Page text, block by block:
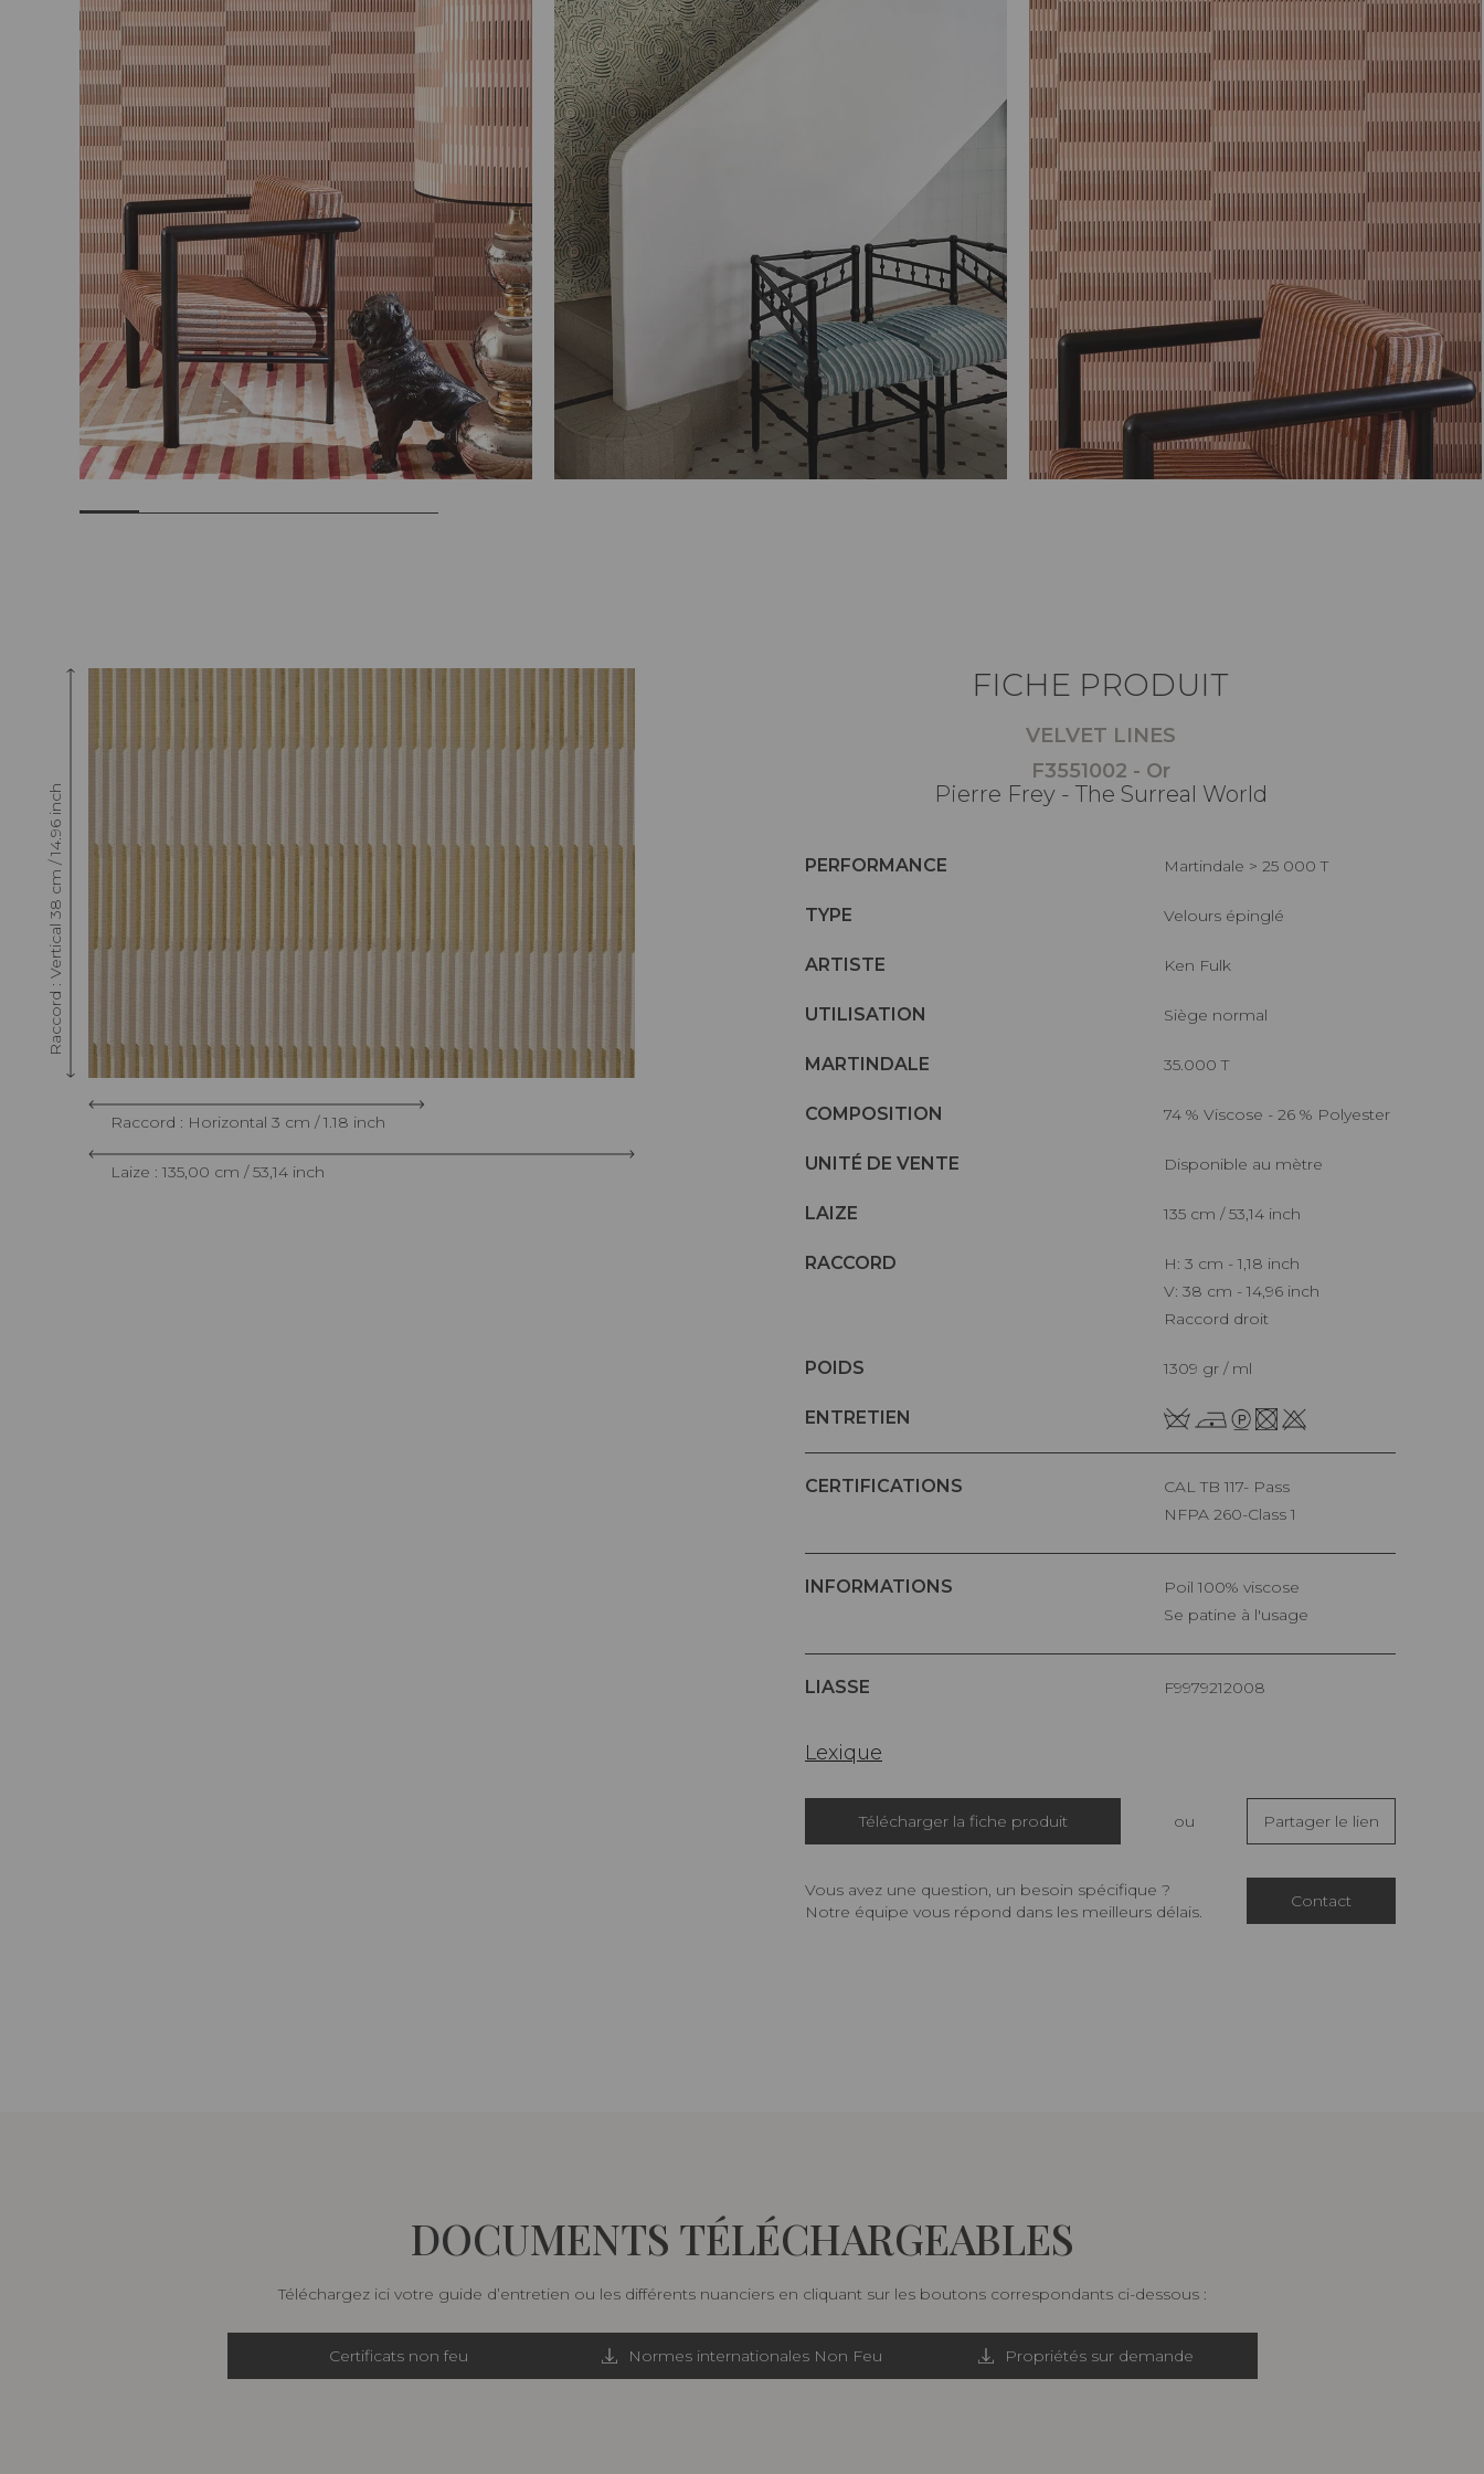
Raccord : Vertical 38 cm / 14.96 inch
Raccord : Horizontal 3 cm / 1.18 inch
Laize : 135,00 cm / 53,14 inch
FICHE PRODUIT
VELVET LINES
F3551002 - Or
Pierre Frey - The Surreal World
PERFORMANCE Martindale > 25 000 T
TYPE Velours épinglé
ARTISTE Ken Fulk
UTILISATION Siège normal
MARTINDALE 35.000 T
COMPOSITION 74 % Viscose - 26 % Polyester
UNITÉ DE VENTE Disponible au mètre
LAIZE 135 cm / 53,14 inch
RACCORD
H: 3 cm - 1,18 inch
V: 38 cm - 14,96 inch
Raccord droit
POIDS 1309 gr / ml
ENTRETIEN
CERTIFICATIONS
CAL TB 117- Pass
NFPA 260-Class 1
INFORMATIONS
Poil 100% viscose
Se patine à l'usage
LIASSE F9979212008
Lexique
Télécharger la fiche produit ou Partager le lien
Vous avez une question, un besoin spécifique ?
Notre équipe vous répond dans les meilleurs délais.
Contact
DOCUMENTS TÉLÉCHARGEABLES
Téléchargez ici votre guide d’entretien ou les différents nuanciers en cliquant sur les boutons correspondants ci-dessous :
Certificats non feu Normes internationales Non Feu Propriétés sur demande